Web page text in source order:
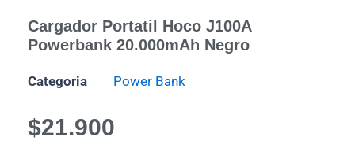
Cargador Portatil Hoco J100A
Powerbank 20.000mAh Negro
Categoria Power Bank
$21.900